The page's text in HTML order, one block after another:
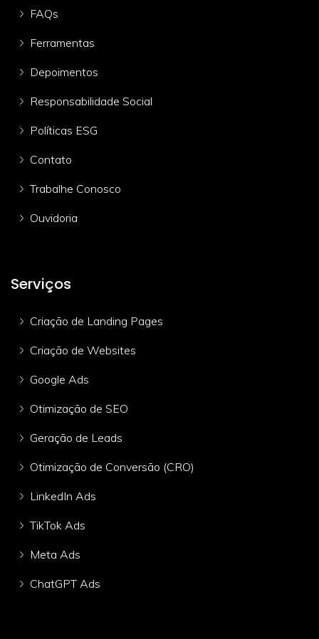
FAQs
Ferramentas
Depoimentos
Responsabilidade Social
Políticas ESG
Contato
Trabalhe Conosco
Ouvidoria
Serviços
Criação de Landing Pages
Criação de Websites
Google Ads
Otimização de SEO
Geração de Leads
Otimização de Conversão (CRO)
LinkedIn Ads
TikTok Ads
Meta Ads
ChatGPT Ads